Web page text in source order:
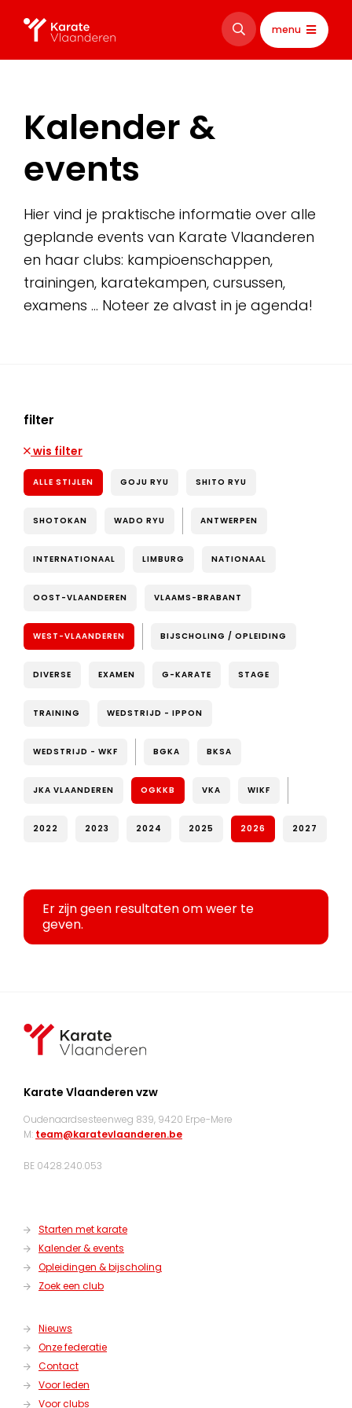
menu
Kalender &
events
Hier vind je praktische informatie over alle
geplande events van Karate Vlaanderen
en haar clubs: kampioenschappen,
trainingen, karatekampen, cursussen,
examens … Noteer ze alvast in je agenda!
filter
wis filter
ALLE STIJLEN GOJU RYU SHITO RYU
SHOTOKAN WADO RYU ANTWERPEN
INTERNATIONAAL LIMBURG NATIONAAL
OOST-VLAANDEREN VLAAMS-BRABANT
WEST-VLAANDEREN BIJSCHOLING / OPLEIDING
DIVERSE EXAMEN G-KARATE STAGE
TRAINING WEDSTRIJD - IPPON
WEDSTRIJD - WKF BGKA BKSA
JKA VLAANDEREN OGKKB VKA WIKF
2022 2023 2024 2025 2026 2027
Er zijn geen resultaten om weer te
geven.
Karate Vlaanderen vzw
Oudenaardsesteenweg 839, 9420 Erpe-Mere
M: team@karatevlaanderen.be
BE 0428.240.053
Starten met karate
Kalender & events
Opleidingen & bijscholing
Zoek een club
Nieuws
Onze federatie
Contact
Voor leden
Voor clubs